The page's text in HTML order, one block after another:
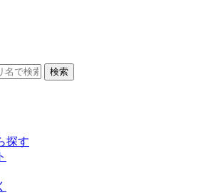
検索
探す